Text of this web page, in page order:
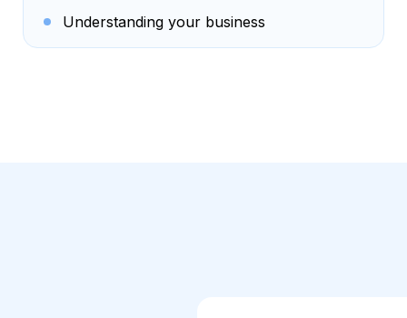
Understanding your business